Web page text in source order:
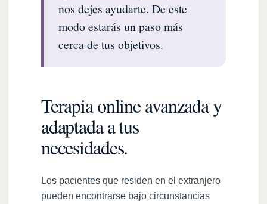
nos dejes ayudarte. De este
modo estarás un paso más
cerca de tus objetivos.
Terapia online avanzada y
adaptada a tus
necesidades.
Los pacientes que residen en el extranjero
pueden encontrarse bajo circunstancias